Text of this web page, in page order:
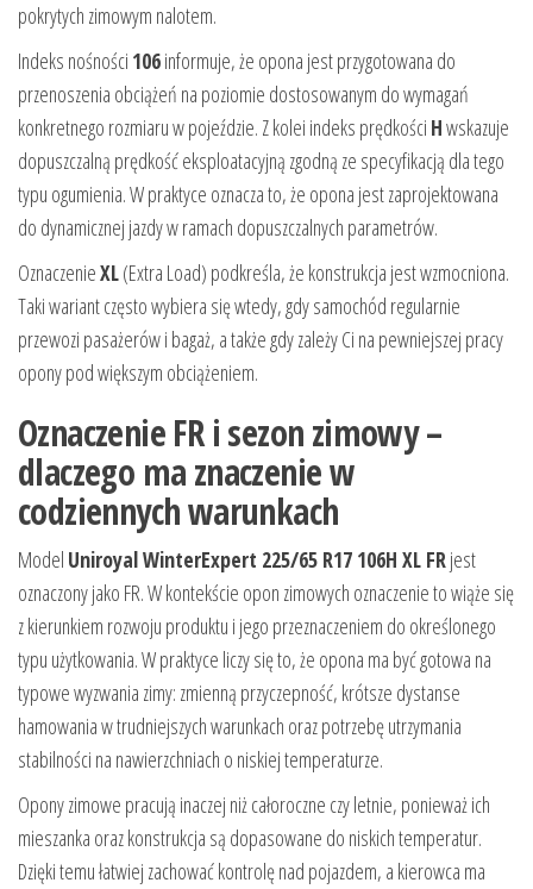
pokrytych zimowym nalotem.
Indeks nośności 106informuje, że opona jest przygotowana do
przenoszenia obciążeń na poziomie dostosowanym do wymagań
konkretnego rozmiaru w pojeździe. Z kolei indeks prędkości Hwskazuje
dopuszczalną prędkość eksploatacyjną zgodną ze specyfikacją dla tego
typu ogumienia. W praktyce oznacza to, że opona jest zaprojektowana
do dynamicznej jazdy w ramach dopuszczalnych parametrów.
OznaczenieXL(Extra Load) podkreśla, że konstrukcja jest wzmocniona.
Taki wariant często wybiera się wtedy, gdy samochód regularnie
przewozi pasażerów i bagaż, a także gdy zależy Ci na pewniejszej pracy
opony pod większym obciążeniem.
Oznaczenie FR i sezon zimowy –
dlaczego ma znaczenie w
codziennych warunkach
Model Uniroyal WinterExpert 225/65 R17 106H XL FRjest
oznaczony jako FR. W kontekście opon zimowych oznaczenie to wiąże się
z kierunkiem rozwoju produktu i jego przeznaczeniem do określonego
typu użytkowania. W praktyce liczy się to, że opona ma być gotowa na
typowe wyzwania zimy: zmienną przyczepność, krótsze dystanse
hamowania w trudniejszych warunkach oraz potrzebę utrzymania
stabilności na nawierzchniach o niskiej temperaturze.
Opony zimowe pracują inaczej niż całoroczne czy letnie, ponieważ ich
mieszanka oraz konstrukcja są dopasowane do niskich temperatur.
Dzięki temu łatwiej zachować kontrolę nad pojazdem, a kierowca ma